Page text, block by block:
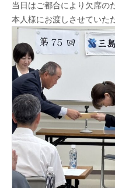
当日はご都合により欠席の
本人様にお渡しさせていた